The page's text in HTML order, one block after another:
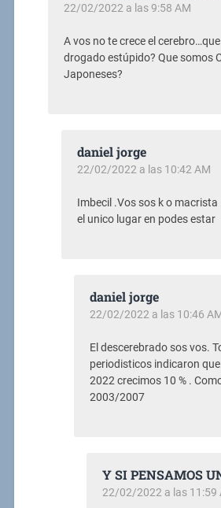
22/02/2022 a las 9:58 AM
A vos no te crece el
drogado estúpido? Que somos
Japoneses?
daniel jorge
22/02/2022 a las 10:42 AM
Imbecil .Vos sos k o macrista
el unico lugar en podes estar
daniel jorge
22/02/2022 a las 10:46
El descerebrado sos vos.
periodisticos indicaron que
2022 crecimos 10 % .
2003/2007
Y SI PENSAMOS
22/02/2022 a las 11:59